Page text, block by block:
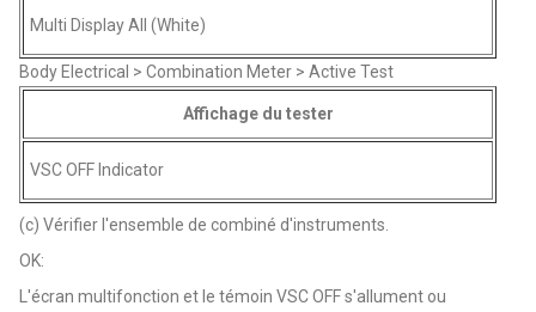
Multi Display All (White)
Body Electrical > Combination Meter > Active Test
Affichage du tester
VSC OFF Indicator
(c) Vérifier l'ensemble de combiné d'instruments.
OK:
L'écran multifonction et le témoin VSC OFF s'allument ou